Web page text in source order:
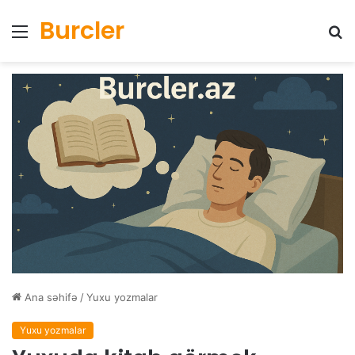
Menyu
Burcler
Ana səhifə /Yuxu yozmalar
Yuxu yozmalar